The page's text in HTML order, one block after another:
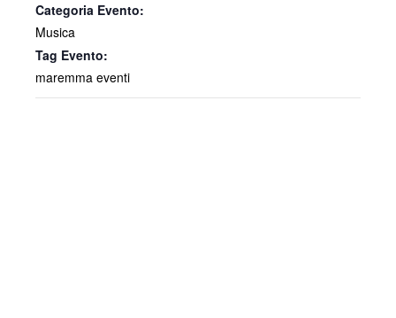
Categoria Evento:
Musica
Tag Evento:
maremma eventi